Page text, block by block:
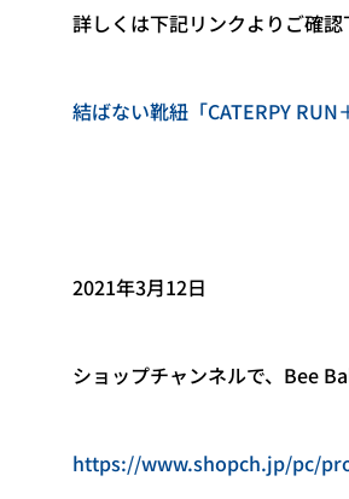
詳しくは下記リンクよりご確認
結ばない靴紐「CATERPY
2021年3月12日
ショップチャンネルで、Bee
https://www.shopch.jp/pc/